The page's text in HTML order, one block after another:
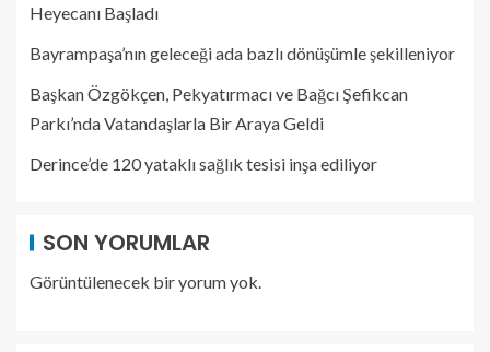
Heyecanı Başladı
Bayrampaşa’nın geleceği ada bazlı dönüşümle şekilleniyor
Başkan Özgökçen, Pekyatırmacı ve Bağcı Şefikcan
Parkı’nda Vatandaşlarla Bir Araya Geldi
Derince’de 120 yataklı sağlık tesisi inşa ediliyor
SON YORUMLAR
Görüntülenecek bir yorum yok.